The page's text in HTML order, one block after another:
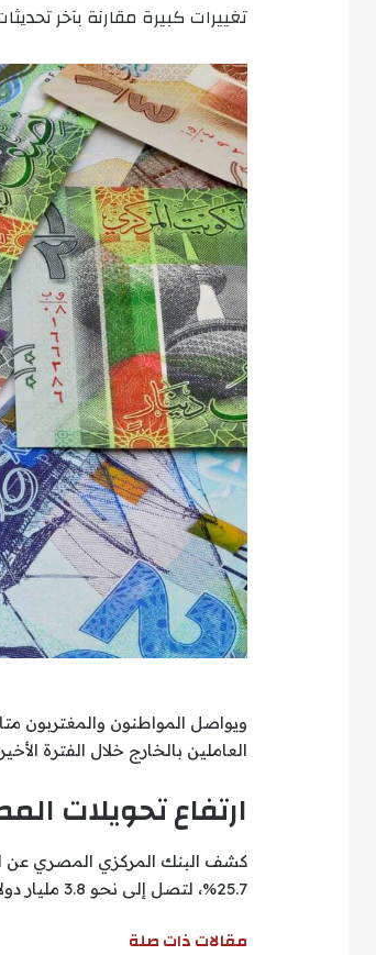
تغييرات كبيرة مقارنة بآخر
ويواصل المواطنون والمغتربون
العاملين بالخارج خلال الفترة
ارتفاع تحويلات
25.7%، لتصل إلى نحو 3.8 مليار دولار مقارنة بنحو 3 مليارات دولار خلال فبراير 2025.
مقالات ذات صلة